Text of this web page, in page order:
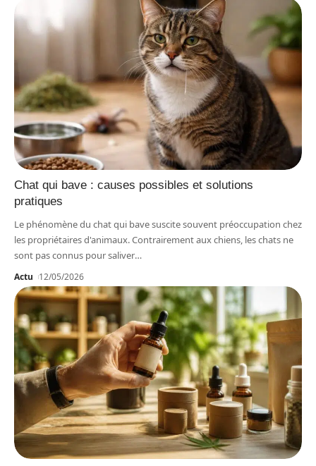
Chat qui bave : causes possibles et solutions
pratiques
Le phénomène du chat qui bave suscite souvent préoccupation chez
les propriétaires d'animaux. Contrairement aux chiens, les chats ne
sont pas connus pour saliver…
Actu 12/05/2026